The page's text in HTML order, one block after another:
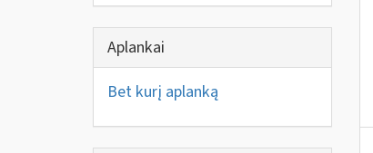
Aplankai
Bet kurį aplanką